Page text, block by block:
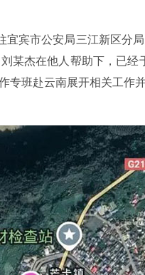
宜宾市公安局三江新区分
某杰在他人帮助下，已经
专班赴云南展开相关工作